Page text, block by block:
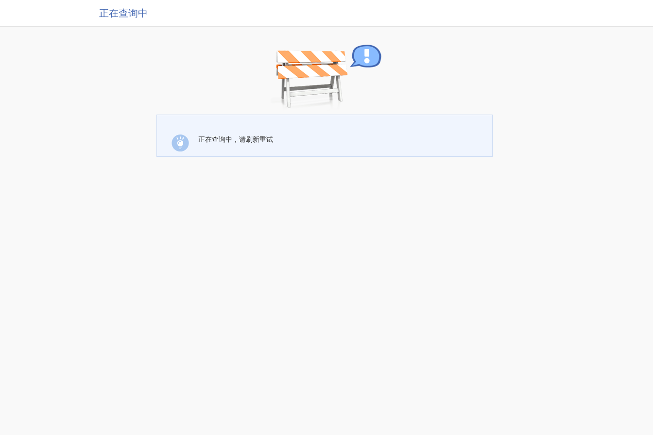
正在查询中
正在查询中，请刷新重试